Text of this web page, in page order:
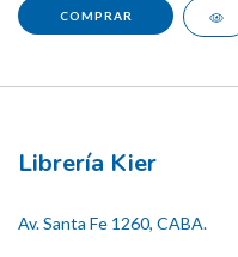
Librería Kier
Av. Santa Fe 1260, CABA.